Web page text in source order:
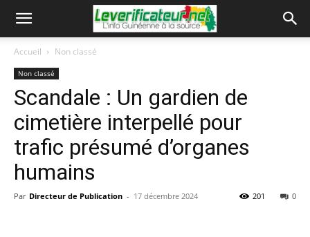
Accueil Non classé
Non classé
Scandale : Un gardien de
cimetière interpellé pour
trafic présumé d’organes
humains
Par Directeur de Publication - 17 décembre 2024 0
201